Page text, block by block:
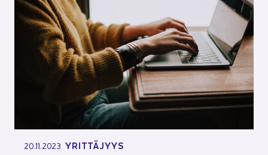
20.11.2023 YRIT­TÄ­JYYS